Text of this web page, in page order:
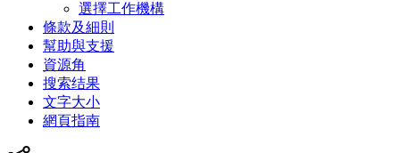
選擇工作機構
條款及細則
幫助與支援
資源角
搜索结果
文字大小
網頁指南